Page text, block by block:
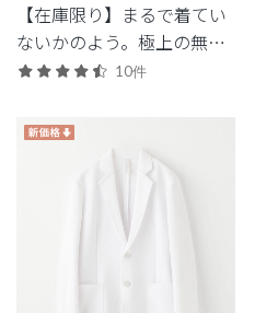
【在庫限り】まるで着てい
ないかのよう。極上の無重
力体験を味わう次世代シリ
10件